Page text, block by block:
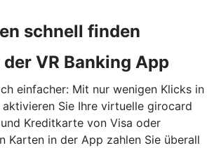
schnell finden
VR Banking App
einfacher: Mit nur wenigen Klicks in
Sie Ihre virtuelle girocard
Kreditkarte von Visa oder
Karten in der App zahlen Sie überall